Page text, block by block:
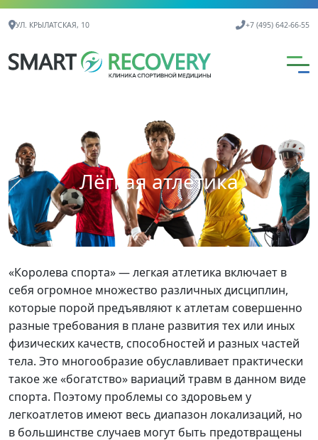
Контактная информация
УЛ. КРЫЛАТСКАЯ, 10 +7 (495) 642-66-55
Лёгкая атлетика
«Королева спорта» — легкая атлетика включает в
себя огромное множество различных дисциплин,
которые порой предъявляют к атлетам совершенно
разные требования в плане развития тех или иных
физических качеств, способностей и разных частей
тела. Это многообразие обуславливает практически
такое же «богатство» вариаций травм в данном виде
спорта. Поэтому проблемы со здоровьем у
легкоатлетов имеют весь диапазон локализаций, но
в большинстве случаев могут быть предотвращены